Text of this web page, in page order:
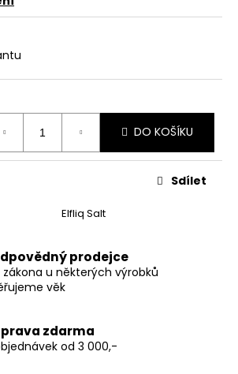
DO KOŠÍKU
Elfliq Salt
Sdílet
prodejce
zákona u některých výrobků
věk
zdarma
od 3 000,-